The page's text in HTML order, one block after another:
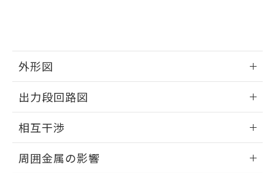
外形図
外形図
出力段回路図
出力段回路図
相互干渉
周囲金属の影響
用者の範囲」に記載されている法人を
指します。
EU RoHS指令（10物質）の非含有証明書
51物質の非含有証明書（当社基準）
るもので、過去に遡って非含有を証明する
ものではありません。
また、RoHS指令のフタル酸エステル類４
物質の対応では、対応完了までの期間は出
荷製品に未対応品が混在することから備考
欄に対応日を記載しておりました。
既に当社にて対応品への在庫切替を完了